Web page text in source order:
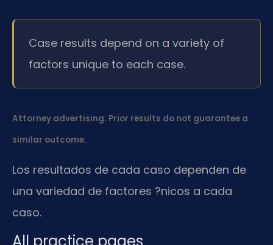
Case results depend on a variety of
factors unique to each case.
Attorney advertising. Prior results do not guarantee a
similar outcome.
Los resultados de cada caso dependen de
una variedad de factores ?nicos a cada
caso.